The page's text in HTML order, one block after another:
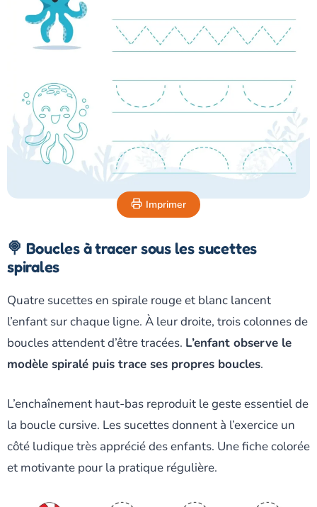
Imprimer
🍭 Boucles à tracer sous les sucettes
spirales
Quatre sucettes en spirale rouge et blanc lancent
l’enfant sur chaque ligne. À leur droite, trois colonnes de
boucles attendent d’être tracées. L’enfant observe le
modèle spiralé puis trace ses propres boucles.
L’enchaînement haut-bas reproduit le geste essentiel de
la boucle cursive. Les sucettes donnent à l’exercice un
côté ludique très apprécié des enfants. Une fiche colorée
et motivante pour la pratique régulière.